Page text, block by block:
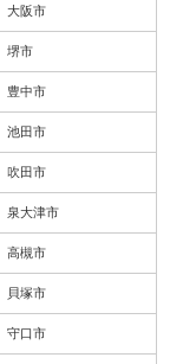
大阪市
堺市
豊中市
池田市
吹田市
泉大津市
高槻市
貝塚市
守口市